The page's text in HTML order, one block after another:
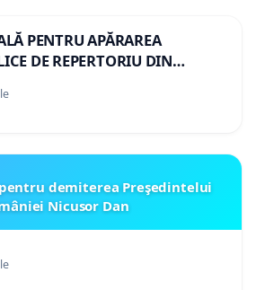
PENTRU APĂRAREA
DE REPERTORIU DIN
demiterea Preşedintelui
Nicusor Dan